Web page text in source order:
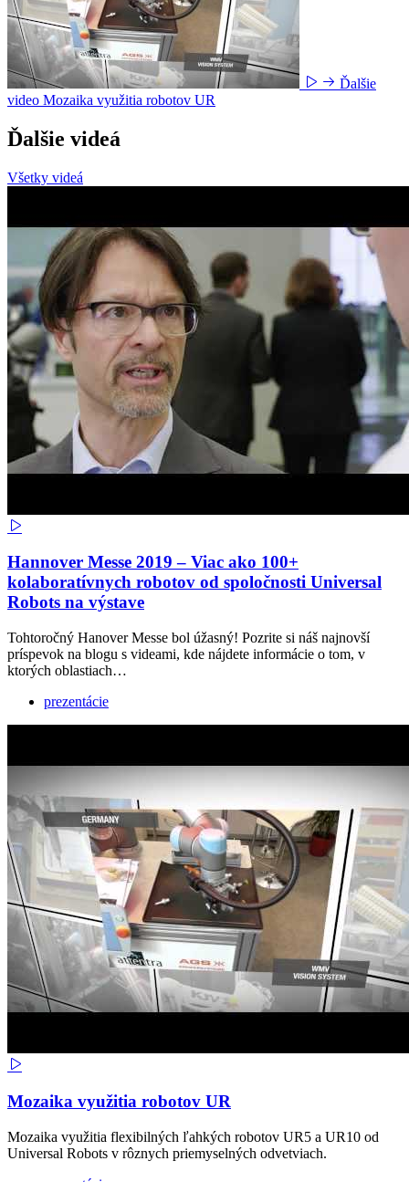
Ďalšie
video Mozaika využitia robotov UR
Ďalšie videá
Všetky videá
Hannover Messe 2019 – Viac ako 100+
kolaboratívnych robotov od spoločnosti Universal
Robots na výstave
Tohtoročný Hanover Messe bol úžasný! Pozrite si náš najnovší
príspevok na blogu s videami, kde nájdete informácie o tom, v
ktorých oblastiach…
prezentácie
Mozaika využitia robotov UR
Mozaika využitia flexibilných ľahkých robotov UR5 a UR10 od
Universal Robots v rôznych priemyselných odvetviach.